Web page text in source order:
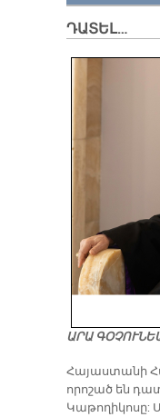
ԴԱՏԵԼ…
ԱՐԱ
​Հայաստանի
որոշած են
Կաթողիկոսը: